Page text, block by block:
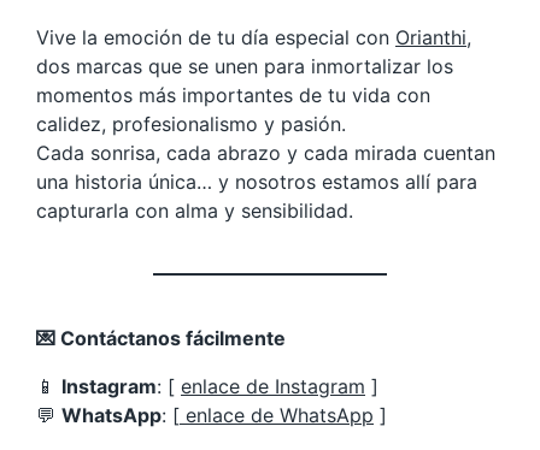
Vive la emoción de tu día especial con Orianthi,
dos marcas que se unen para inmortalizar los
momentos más importantes de tu vida con
calidez, profesionalismo y pasión.
Cada sonrisa, cada abrazo y cada mirada cuentan
una historia única… y nosotros estamos allí para
capturarla con alma y sensibilidad.
💌 Contáctanos fácilmente
📱 Instagram: [ enlace de Instagram ]
💬 WhatsApp: [ enlace de WhatsApp ]